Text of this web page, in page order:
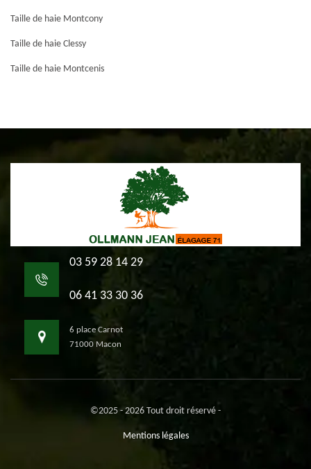
Taille de haie Montcony
Taille de haie Clessy
Taille de haie Montcenis
03 59 28 14 29
06 41 33 30 36
6 place Carnot
71000 Macon
©2025 - 2026 Tout droit réservé -
Mentions légales